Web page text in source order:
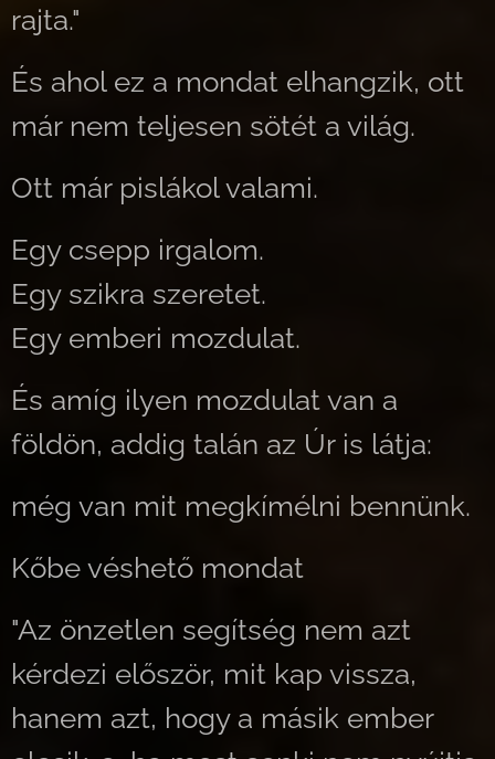
rajta."
És ahol ez a mondat elhangzik, ott
már nem teljesen sötét a világ.
Ott már pislákol valami.
Egy csepp irgalom.
Egy szikra szeretet.
Egy emberi mozdulat.
És amíg ilyen mozdulat van a
földön, addig talán az Úr is látja:
még van mit megkímélni bennünk.
Kőbe véshető mondat
"Az önzetlen segítség nem azt
kérdezi először, mit kap vissza,
hanem azt, hogy a másik ember